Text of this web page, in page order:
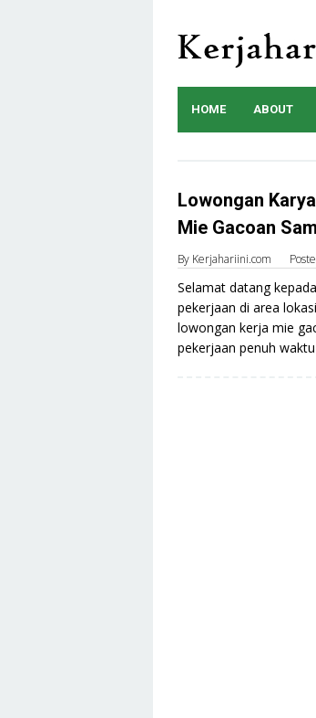
content
HOME ABOUT
Lowongan
Mie Gacoan
By Kerjahariini.com
Selamat datang
pekerjaan di area
lowongan kerja mie
pekerjaan penuh